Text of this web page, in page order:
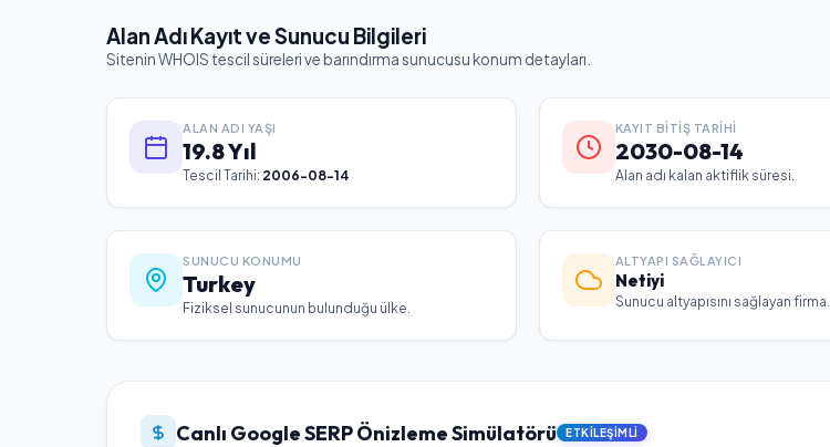
Alan Adı Kayıt ve Sunucu Bilgileri
Sitenin WHOIS tescil süreleri ve barındırma sunucusu konum detayları.
ALAN ADI YAŞI
19.8 Yıl
Tescil Tarihi: 2006-08-14
KAYIT BITIŞ TARIHI
2030-08-14
Alan adı kalan aktiflik süresi.
SUNUCU KONUMU
Turkey
Fiziksel sunucunun bulunduğu ülke.
ALTYAPI SAĞLAYICI
Netiyi
Sunucu altyapısını sağlayan firma.
Canlı Google SERP Önizleme Simülatörü ETKILEŞIMLI